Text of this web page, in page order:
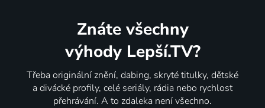
Znáte všechny
výhody Lepší.TV?
Třeba originální znění, dabing, skryté titulky, dětské
a divácké profily, celé seriály, rádia nebo rychlost
přehrávání. A to zdaleka není všechno.